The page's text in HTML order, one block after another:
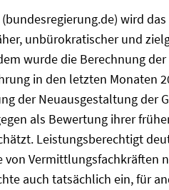
wird
unbürokratischer und
wurde die Berechnung
in den letzten Monaten
der Neuausgestaltung der
als Bewertung ihrer
Leistungsberechtigt
Vermittlungsfachkräften
auch tatsächlich ein, für